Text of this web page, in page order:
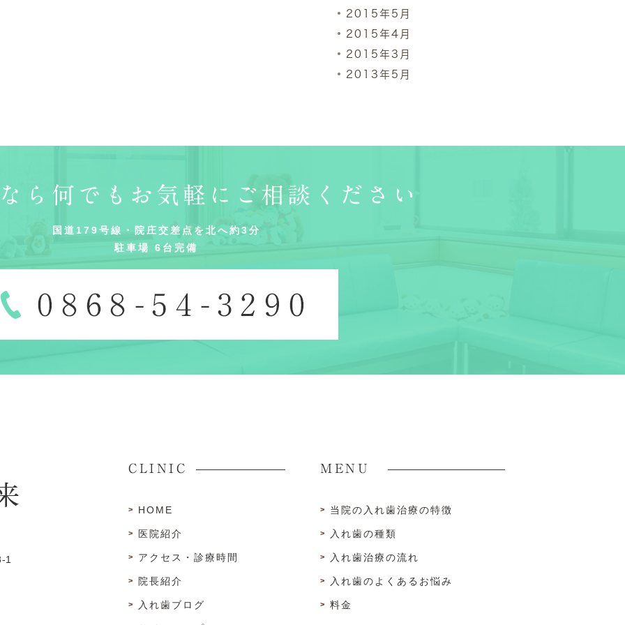
2015年5月
2015年4月
2015年3月
2013年5月
ら何でもお気軽にご相談ください
国道179号線・院庄交差点を北へ約3分
駐車場 6台完備
1
CLINIC
HOME
医院紹介
アクセス・診療時間
院長紹介
入れ歯ブログ
MENU
当院の入れ歯治療の特徴
入れ歯の種類
入れ歯治療の流れ
入れ歯のよくあるお悩み
料金